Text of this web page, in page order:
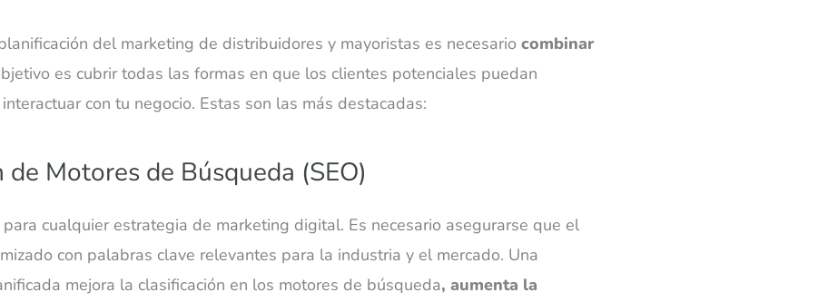
del marketing de distribuidores y mayoristas es necesario combinar
es cubrir todas las formas en que los clientes potenciales puedan
con tu negocio. Estas son las más destacadas:
Motores de Búsqueda (SEO)
cualquier estrategia de marketing digital. Es necesario asegurarse que el
con palabras clave relevantes para la industria y el mercado. Una
mejora la clasificación en los motores de búsqueda, aumenta la